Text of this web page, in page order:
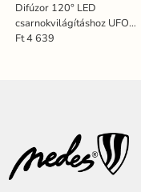
Difúzor 120° LED
csarnokvilágításhoz UFO
LU223 / 200W -
Ft 4 639